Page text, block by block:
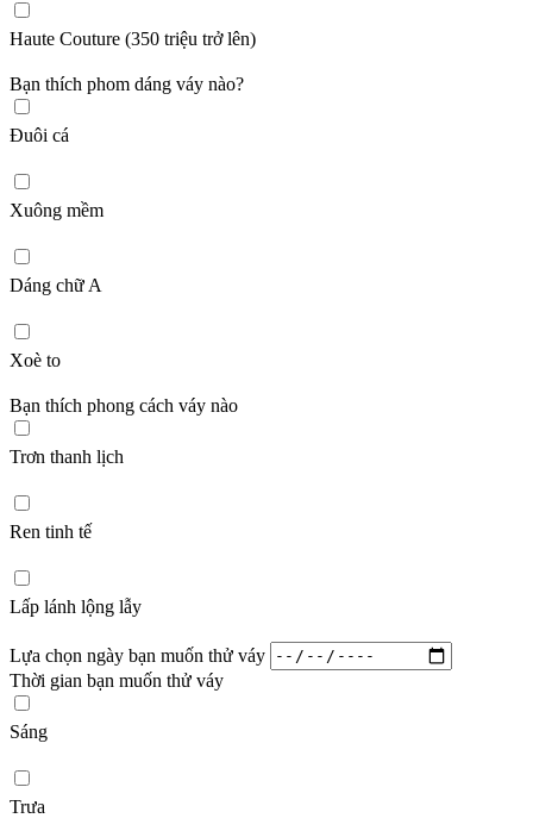
Haute Couture (350 triệu trở lên)
Bạn thích phom dáng váy nào?
Đuôi cá
Xuông mềm
Dáng chữ A
Xoè to
Bạn thích phong cách váy nào
Trơn thanh lịch
Ren tinh tế
Lấp lánh lộng lẫy
Lựa chọn ngày bạn muốn thử váy
Thời gian bạn muốn thử váy
Sáng
Trưa